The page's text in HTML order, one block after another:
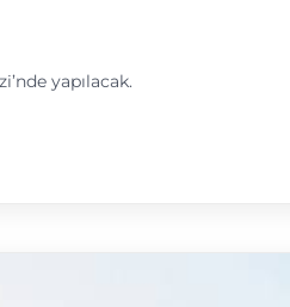
yapılacak.